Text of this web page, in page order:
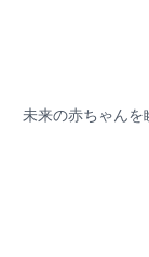
未来の赤ちゃん